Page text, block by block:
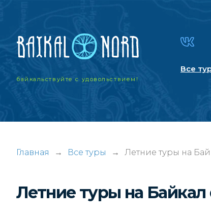
байкальствуйтес удовольствием!
Все
Главная → Все туры → Летние туры на
Летние туры на